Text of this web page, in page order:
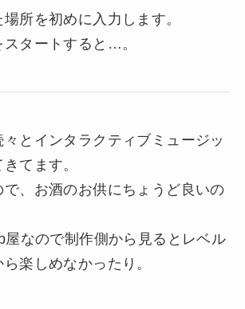
所を初めに入力します。
タートすると…。
とインタラクティブミュージッ
てます。
で、お酒のお供にちょうど良いの
屋なので制作側から見るとレベル
楽しめなかったり。